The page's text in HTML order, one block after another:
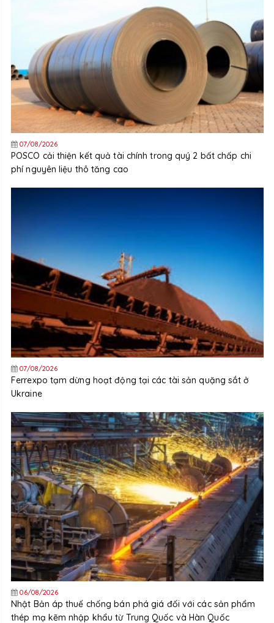
07/08/2026
POSCO cải thiện kết quả tài chính trong quý 2 bất chấp chi
phí nguyên liệu thô tăng cao
07/08/2026
Ferrexpo tạm dừng hoạt động tại các tài sản quặng sắt ở
Ukraine
06/08/2026
Nhật Bản áp thuế chống bán phá giá đối với các sản phẩm
thép mạ kẽm nhập khẩu từ Trung Quốc và Hàn Quốc